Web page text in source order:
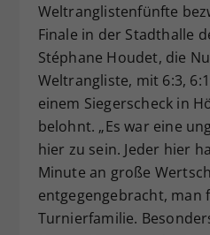
Weltranglistenfünfte
Finale in der Stadthalle
Stéphane Houdet, die
Weltrangliste, mit 6:3,
einem Siegerscheck in
belohnt. „Es war eine
hier zu sein. Jeder hier
Minute an große
entgegengebracht, man
Turnierfamilie.